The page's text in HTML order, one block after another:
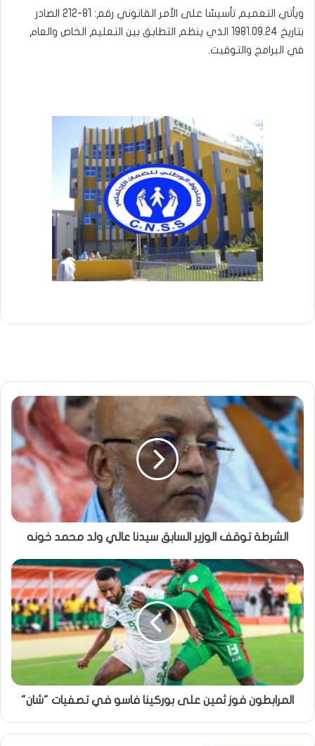
ويأتي التعميم تأسيسًا على الأمر القانوني رقم: 81-212 الصادر
بتاريخ 1981.09.24 الذي ينظم التطابق بين التعليم الخاص والعام
في البرامج والتوقيت.
الشرطة توقف الوزير السابق سيدنا عالي ولد محمد خونه
المرابطون فوز ثمين على بوركينا فاسو في تصفيات "شان"